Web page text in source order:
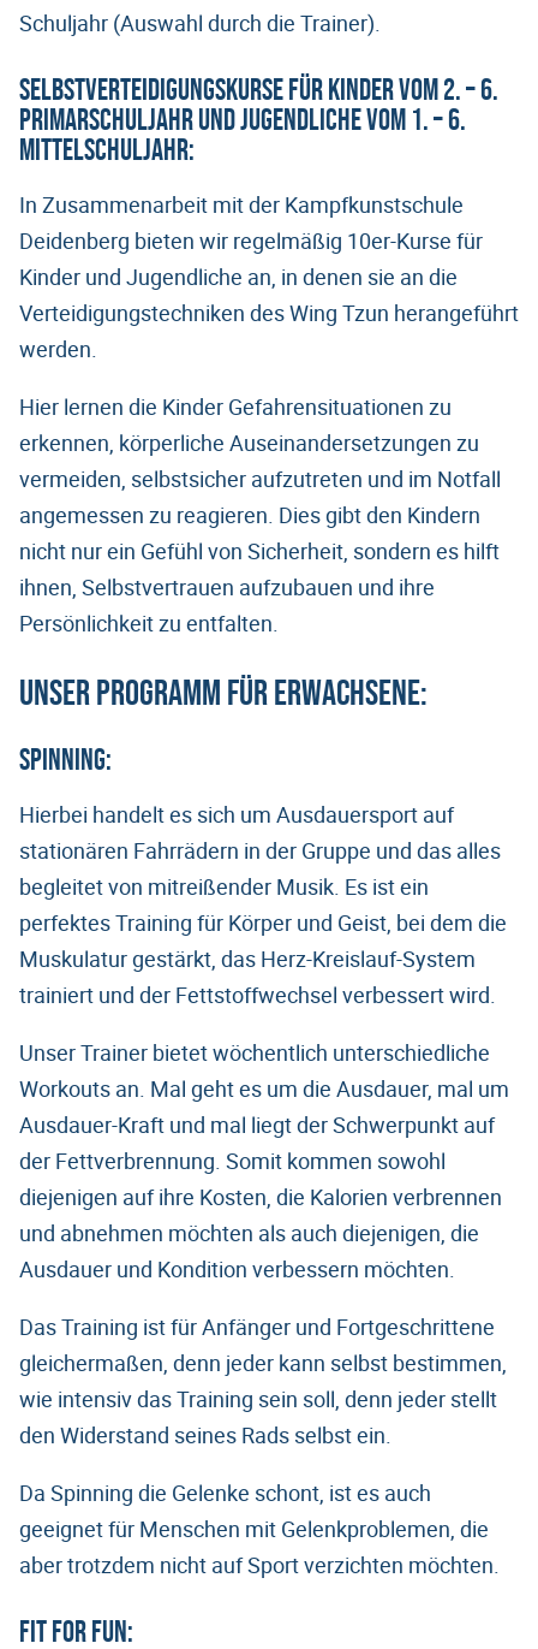
Schuljahr (Auswahl durch die Trainer).
Selbstverteidigungskurse für Kinder vom 2. – 6.
Primarschuljahr und Jugendliche vom 1. – 6.
Mittelschuljahr:
In Zusammenarbeit mit der Kampfkunstschule
Deidenberg bieten wir regelmäßig 10er-Kurse für
Kinder und Jugendliche an, in denen sie an die
Verteidigungstechniken des Wing Tzun herangeführt
werden.
Hier lernen die Kinder Gefahrensituationen zu
erkennen, körperliche Auseinandersetzungen zu
vermeiden, selbstsicher aufzutreten und im Notfall
angemessen zu reagieren. Dies gibt den Kindern
nicht nur ein Gefühl von Sicherheit, sondern es hilft
ihnen, Selbstvertrauen aufzubauen und ihre
Persönlichkeit zu entfalten.
Unser Programm für Erwachsene:
Spinning:
Hierbei handelt es sich um Ausdauersport auf
stationären Fahrrädern in der Gruppe und das alles
begleitet von mitreißender Musik. Es ist ein
perfektes Training für Körper und Geist, bei dem die
Muskulatur gestärkt, das Herz-Kreislauf-System
trainiert und der Fettstoffwechsel verbessert wird.
Unser Trainer bietet wöchentlich unterschiedliche
Workouts an. Mal geht es um die Ausdauer, mal um
Ausdauer-Kraft und mal liegt der Schwerpunkt auf
der Fettverbrennung. Somit kommen sowohl
diejenigen auf ihre Kosten, die Kalorien verbrennen
und abnehmen möchten als auch diejenigen, die
Ausdauer und Kondition verbessern möchten.
Das Training ist für Anfänger und Fortgeschrittene
gleichermaßen, denn jeder kann selbst bestimmen,
wie intensiv das Training sein soll, denn jeder stellt
den Widerstand seines Rads selbst ein.
Da Spinning die Gelenke schont, ist es auch
geeignet für Menschen mit Gelenkproblemen, die
aber trotzdem nicht auf Sport verzichten möchten.
Fit for Fun: